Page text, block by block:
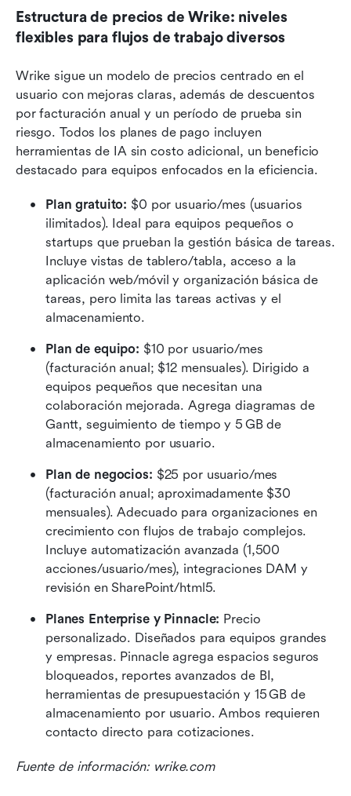
Estructura de precios de Wrike: niveles
flexibles para flujos de trabajo diversos
Wrike sigue un modelo de precios centrado en el
usuario con mejoras claras, además de descuentos
por facturación anual y un período de prueba sin
riesgo. Todos los planes de pago incluyen
herramientas de IA sin costo adicional, un beneficio
destacado para equipos enfocados en la eficiencia.
Plan gratuito: $0 por usuario/mes (usuarios
ilimitados). Ideal para equipos pequeños o
startups que prueban la gestión básica de tareas.
Incluye vistas de tablero/tabla, acceso a la
aplicación web/móvil y organización básica de
tareas, pero limita las tareas activas y el
almacenamiento.
Plan de equipo: $10 por usuario/mes
(facturación anual; $12 mensuales). Dirigido a
equipos pequeños que necesitan una
colaboración mejorada. Agrega diagramas de
Gantt, seguimiento de tiempo y 5 GB de
almacenamiento por usuario.
Plan de negocios: $25 por usuario/mes
(facturación anual; aproximadamente $30
mensuales). Adecuado para organizaciones en
crecimiento con flujos de trabajo complejos.
Incluye automatización avanzada (1,500
acciones/usuario/mes), integraciones DAM y
revisión en SharePoint/html5.
Planes Enterprise y Pinnacle: Precio
personalizado. Diseñados para equipos grandes
y empresas. Pinnacle agrega espacios seguros
bloqueados, reportes avanzados de BI,
herramientas de presupuestación y 15 GB de
almacenamiento por usuario. Ambos requieren
contacto directo para cotizaciones.
Fuente de información: wrike.com